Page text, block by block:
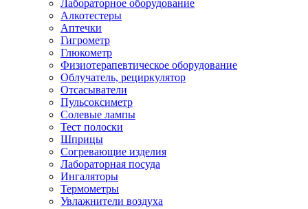
Лабораторное оборудование
Алкотестеры
Аптечки
Гигрометр
Глюкометр
Физиотерапевтическое оборудование
Облучатель, рециркулятор
Отсасыватели
Пульсоксиметр
Солевые лампы
Тест полоски
Шприцы
Согревающие изделия
Лабораторная посуда
Ингаляторы
Термометры
Увлажнители воздуха